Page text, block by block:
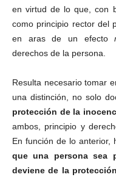
en virtud de lo que, con
como principio rector del
en aras de un efecto
derechos de la persona.
Resulta necesario tomar
una distinción, no solo
protección de la
ambos, principio y
En función de lo anterior,
que una persona sea
deviene de la